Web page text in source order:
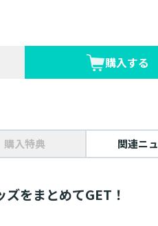
購入する
購入特典 関連ニ
をまとめてGET！